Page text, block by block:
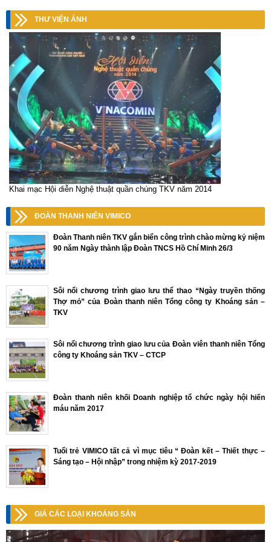
THƯ VIỆN ẢNH
Khai mạc Hội diễn Nghệ thuật quần chúng TKV năm 2014
ĐOÀN THANH NIÊN VIMICO
Đoàn Thanh niên TKV gắn biển công trình chào mừng kỷ niệm
90 năm Ngày thành lập Đoàn TNCS Hồ Chí Minh 26/3
Sôi nổi chương trình giao lưu thể thao “Ngày truyền thống
Thợ mỏ” của Đoàn thanh niên Tổng công ty Khoáng sản –
TKV
Sôi nổi chương trình giao lưu của Đoàn viên thanh niên Tổng
công ty Khoáng sản TKV – CTCP
Đoàn thanh niên khối Doanh nghiệp tổ chức ngày hội hiến
máu năm 2017
Tuổi trẻ VIMICO tất cả vì mục tiêu “ Đoàn kết – Thiết thực –
Sáng tạo – Hội nhập” trong nhiệm kỳ 2017-2019
GIÁ CÁC LOẠI KHOÁNG SẢN